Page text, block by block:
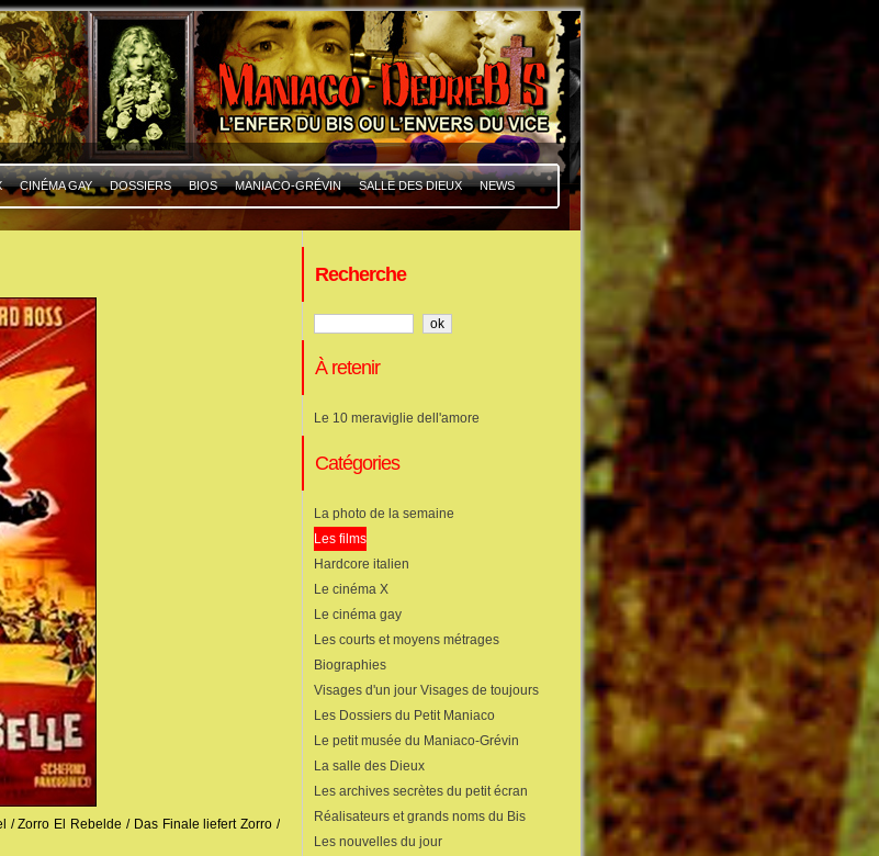
CINÉMA GAY DOSSIERS BIOS MANIACO-GRÉVIN SALLE DES DIEUX NEWS
/ Zorro El Rebelde / Das Finale liefert Zorro /
Recherche
À retenir
Le 10 meraviglie dell'amore
Catégories
La photo de la semaine
Les films
Hardcore italien
Le cinéma X
Le cinéma gay
Les courts et moyens métrages
Biographies
Visages d'un jour Visages de toujours
Les Dossiers du Petit Maniaco
Le petit musée du Maniaco-Grévin
La salle des Dieux
Les archives secrètes du petit écran
Réalisateurs et grands noms du Bis
Les nouvelles du jour